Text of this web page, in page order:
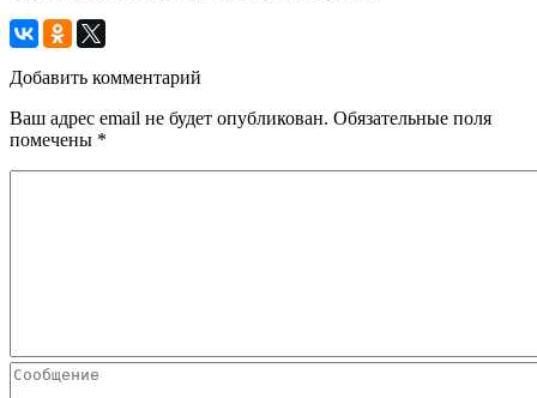
Добавить комментарий
Ваш адрес email не будет опубликован. Обязательные поля
помечены *